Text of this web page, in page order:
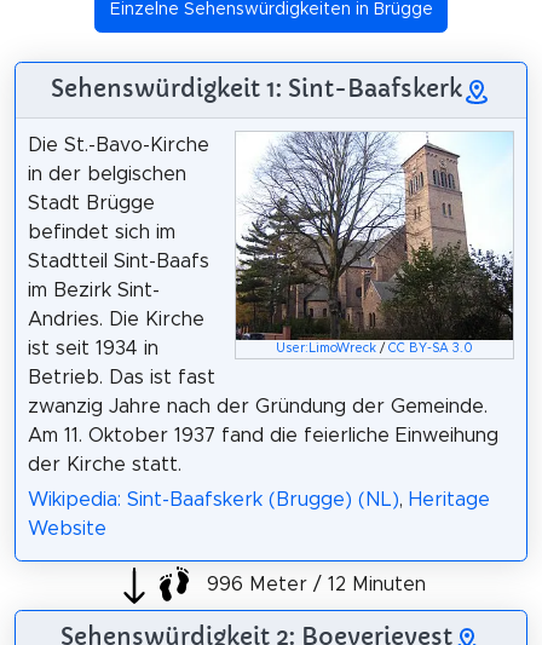
Einzelne Sehenswürdigkeiten in Brügge
Sehenswürdigkeit 1: Sint-Baafskerk
User:LimoWreck /CC BY-SA 3.0
Die St.-Bavo-Kirche
in der belgischen
Stadt Brügge
befindet sich im
Stadtteil Sint-Baafs
im Bezirk Sint-
Andries. Die Kirche
ist seit 1934 in
Betrieb. Das ist fast
zwanzig Jahre nach der Gründung der Gemeinde.
Am 11. Oktober 1937 fand die feierliche Einweihung
der Kirche statt.
Wikipedia: Sint-Baafskerk (Brugge) (NL), Heritage
Website
996 Meter / 12 Minuten
Sehenswürdigkeit 2: Boeverievest